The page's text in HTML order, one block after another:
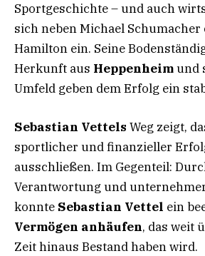
Sportgeschichte – und auch
sich neben Michael Schumacher
Hamilton ein. Seine
Herkunft aus Heppenheimund
Umfeld geben dem Erfolg ein
Sebastian Vettels Weg zeigt,
sportlicher und finanzieller
ausschließen. Im Gegenteil:
Verantwortung und
konnte Sebastian Vettel ein
Vermögen anhäufen, das weit
Zeit hinaus Bestand haben wird.